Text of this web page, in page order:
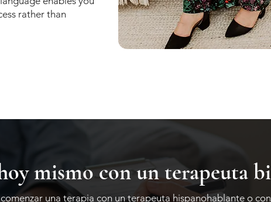
rather than
mismo con un terapeuta
una terapia con un terapeuta hispanohablante o